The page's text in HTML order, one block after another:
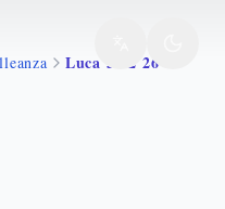
Luca 5 12 26